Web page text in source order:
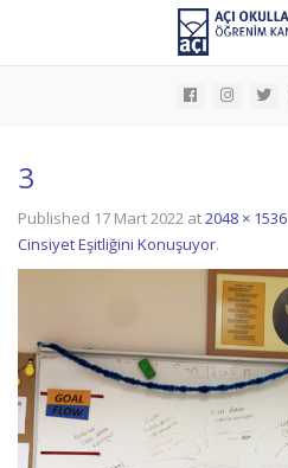
3
Published 17 Mart 2022 at2048 × 1536
Cinsiyet Eşitliğini Konuşuyor.